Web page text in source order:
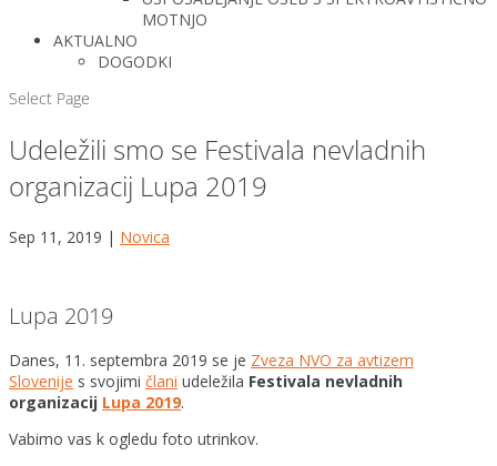
MOTNJO
AKTUALNO
DOGODKI
Select Page
Udeležili smo se Festivala nevladnih
organizacij Lupa 2019
Sep 11, 2019 | Novica
Lupa 2019
Danes, 11. septembra 2019 se je Zveza NVO za avtizem
Slovenije s svojimi člani udeležila Festivala nevladnih
organizacij Lupa 2019.
Vabimo vas k ogledu foto utrinkov.